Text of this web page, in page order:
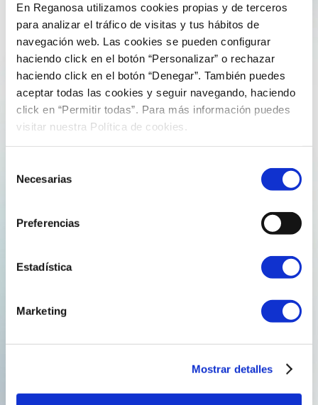
En Reganosa utilizamos cookies propias y de terceros
para analizar el tráfico de visitas y tus hábitos de
navegación web. Las cookies se pueden configurar
haciendo click en el botón “Personalizar” o rechazar
haciendo click en el botón “Denegar”. También puedes
aceptar todas las cookies y seguir navegando, haciendo
click en “Permitir todas”. Para más información puedes
visitar nuestra Política de cookies.
Necesarias
Preferencias
Estadística
Marketing
Mostrar detalles
Explore more
LA TERMINAL DE MUGARDOS RECIBIÓ